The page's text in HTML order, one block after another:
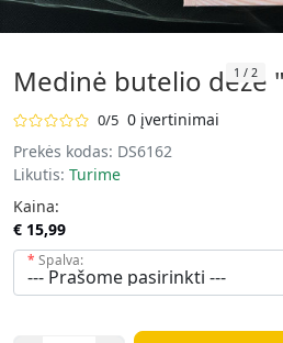
1 / 2
Medinė butelio dėžė
0/5 0 įvertinimai
Prekės kodas: DS6162
Likutis: Turime
Kaina:
€ 15,99
Spalva: